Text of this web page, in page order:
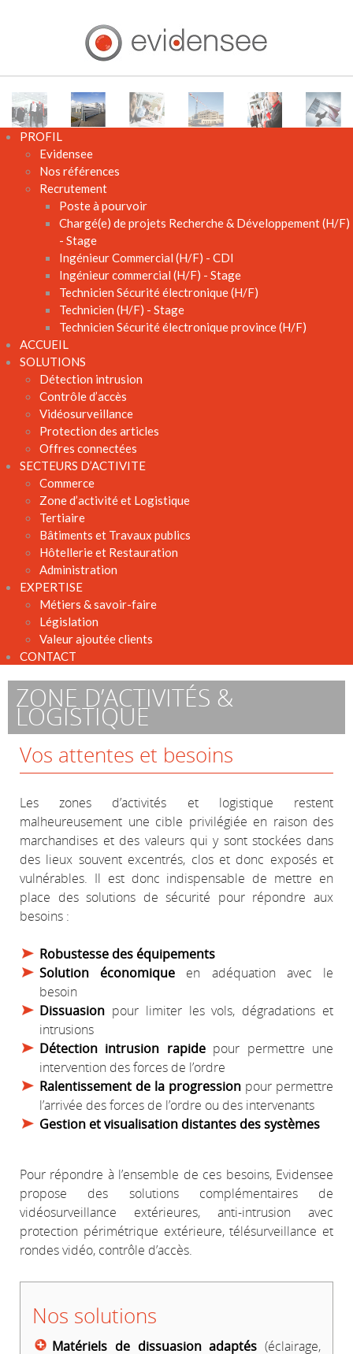
aaa
PROFIL
Evidensee
Nos références
Recrutement
Poste à pourvoir
Chargé(e) de projets Recherche & Développement (H/F)
- Stage
Ingénieur Commercial (H/F) - CDI
Ingénieur commercial (H/F) - Stage
Technicien Sécurité électronique (H/F)
Technicien (H/F) - Stage
Technicien Sécurité électronique province (H/F)
ACCUEIL
SOLUTIONS
Détection intrusion
Contrôle d’accès
Vidéosurveillance
Protection des articles
Offres connectées
SECTEURS D’ACTIVITE
Commerce
Zone d’activité et Logistique
Tertiaire
Bâtiments et Travaux publics
Hôtellerie et Restauration
Administration
EXPERTISE
Métiers & savoir-faire
Législation
Valeur ajoutée clients
CONTACT
ZONE D’ACTIVITÉS &
LOGISTIQUE
Vos attentes et besoins
Les zones d’activités et logistique restent
malheureusement une cible privilégiée en raison des
marchandises et des valeurs qui y sont stockées dans
des lieux souvent excentrés, clos et donc exposés et
vulnérables. Il est donc indispensable de mettre en
place des solutions de sécurité pour répondre aux
besoins :
Robustesse des équipements
Solution économique en adéquation avec le
besoin
Dissuasion pour limiter les vols, dégradations et
intrusions
Détection intrusion rapidepour permettre une
intervention des forces de l’ordre
Ralentissement de la progression pour permettre
l’arrivée des forces de l’ordre ou des intervenants
Gestion et visualisation distantes des systèmes
Pour répondre à l’ensemble de ces besoins, Evidensee
propose des solutions complémentaires de
vidéosurveillance extérieures, anti-intrusion avec
protection périmétrique extérieure, télésurveillance et
rondes vidéo, contrôle d’accès.
Nos solutions
Matériels de dissuasion adaptés (éclairage,